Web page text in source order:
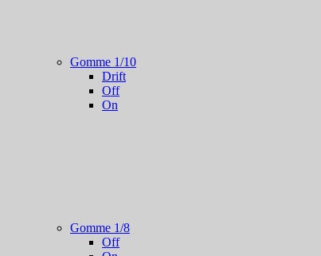
Gomme 1/10
Drift
Off
On
Gomme 1/8
Off